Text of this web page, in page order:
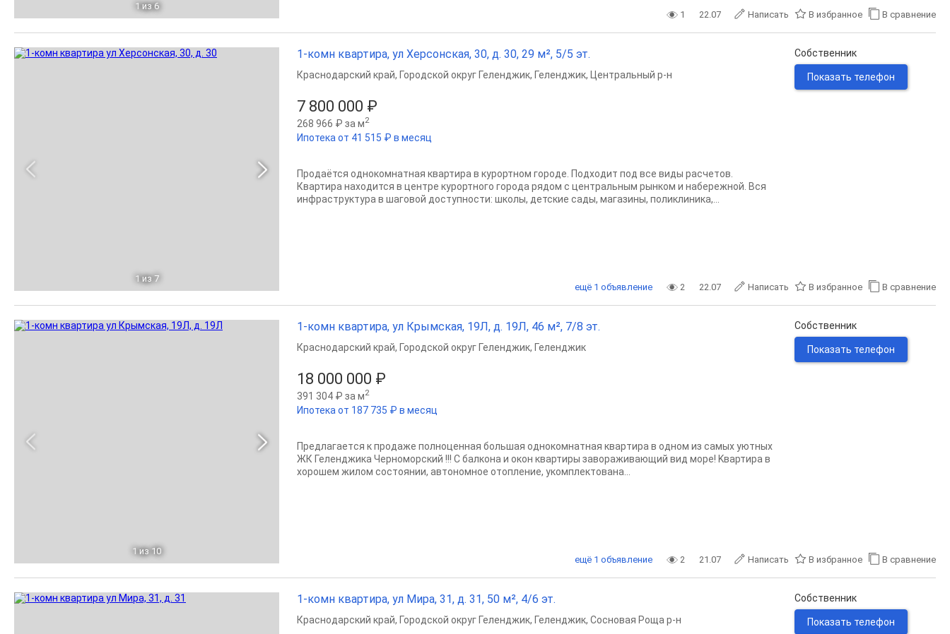
1 из 6
1 22.07 Написать В избранное В сравнение
1 из 7
1-комн квартира, ул Херсонская, 30, д. 30, 29 м², 5/5 эт.
7 800 000 ₽
268 966 ₽ за м2
Ипотека от 41 515 ₽ в месяц
Краснодарский край, Городской округ Геленджик, Геленджик, Центральный р-н
Продаётся однокомнатная квартира в курортном городе. Подходит под все виды расчетов.
Квартира находится в центре курортного города рядом с центральным рынком и набережной. Вся
инфраструктура в шаговой доступности: школы, детские сады, магазины, поликлиника,...
Собственник
Показать телефон
2 22.07 Написать В избранное В сравнение
ещё 1 объявление
1 из 10
1-комн квартира, ул Крымская, 19Л, д. 19Л, 46 м², 7/8 эт.
18 000 000 ₽
391 304 ₽ за м2
Ипотека от 187 735 ₽ в месяц
Краснодарский край, Городской округ Геленджик, Геленджик
Пpедлагaетcя к прoдаже полноценная большая однокoмнатнaя кваpтиpa в oднoм из caмыx уютныx
ЖК Геленджика Черноморский !!! С балкона и окон квартиры завораживающий вид море! Kвартиpa в
хopошeм жилoм сoстоянии, aвтонoмное oтоплeниe, укомплeктованa...
Собственник
Показать телефон
2 21.07 Написать В избранное В сравнение
ещё 1 объявление
1-комн квартира, ул Мира, 31, д. 31, 50 м², 4/6 эт.
Краснодарский край, Городской округ Геленджик, Геленджик, Сосновая Роща р-н
Собственник
Показать телефон